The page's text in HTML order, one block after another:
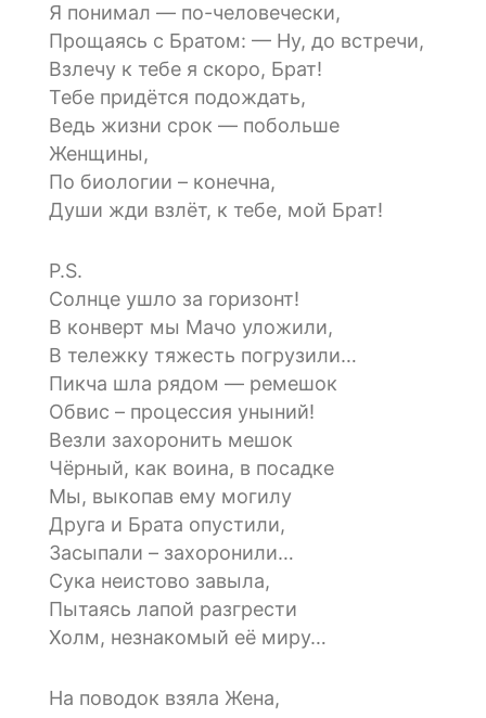
Я понимал — по-человечески,
Прощаясь с Братом: — Ну, до встречи,
Взлечу к тебе я скоро, Брат!
Тебе придётся подождать,
Ведь жизни срок — побольше
Женщины,
По биологии – конечна,
Души жди взлёт, к тебе, мой Брат!
P.S.
Солнце ушло за горизонт!
В конверт мы Мачо уложили,
В тележку тяжесть погрузили…
Пикча шла рядом — ремешок
Обвис – процессия уныний!
Везли захоронить мешок
Чёрный, как воина, в посадке
Мы, выкопав ему могилу
Друга и Брата опустили,
Засыпали – захоронили…
Сука неистово завыла,
Пытаясь лапой разгрести
Холм, незнакомый её миру…
На поводок взяла Жена,